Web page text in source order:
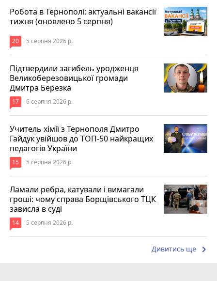
Робота в Тернополі: актуальні вакансії
тижня (оновлено 5 серпня)
20 5 серпня 2026 р.
Підтвердили загибель уродженця
Великоберезовицької громади
Дмитра Березка
17 6 серпня 2026 р.
Учитель хімії з Тернополя Дмитро
Гайдук увійшов до ТОП-50 найкращих
педагогів України
15 5 серпня 2026 р.
Ламали ребра, катували і вимагали
гроші: чому справа Борщівського ТЦК
зависла в суді
14 5 серпня 2026 р.
Дивитись ще keyboard_arrow_right